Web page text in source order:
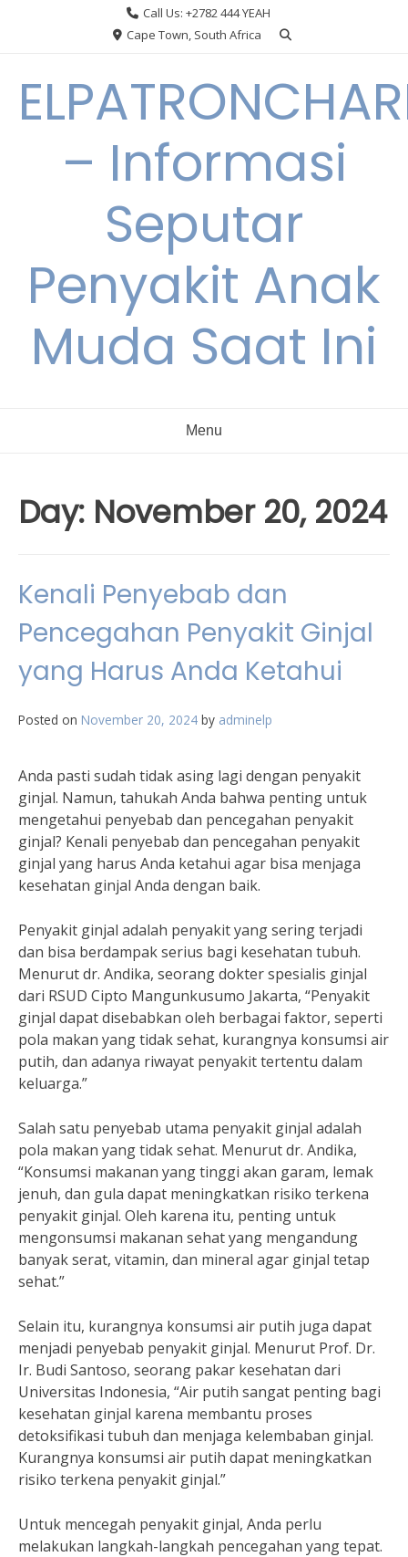
Call Us: +2782 444 YEAH
Cape Town, South Africa
– Informasi
Seputar
Penyakit Anak
Muda Saat Ini
Menu
Day: November 20, 2024
Kenali Penyebab dan
Pencegahan Penyakit Ginjal
yang Harus Anda Ketahui
Posted on November 20, 2024 by adminelp
Anda pasti sudah tidak asing lagi dengan penyakit
ginjal. Namun, tahukah Anda bahwa penting untuk
mengetahui penyebab dan pencegahan penyakit
ginjal? Kenali penyebab dan pencegahan penyakit
ginjal yang harus Anda ketahui agar bisa menjaga
kesehatan ginjal Anda dengan baik.
Penyakit ginjal adalah penyakit yang sering terjadi
dan bisa berdampak serius bagi kesehatan tubuh.
Menurut dr. Andika, seorang dokter spesialis ginjal
dari RSUD Cipto Mangunkusumo Jakarta, “Penyakit
ginjal dapat disebabkan oleh berbagai faktor, seperti
pola makan yang tidak sehat, kurangnya konsumsi air
putih, dan adanya riwayat penyakit tertentu dalam
keluarga.”
Salah satu penyebab utama penyakit ginjal adalah
pola makan yang tidak sehat. Menurut dr. Andika,
“Konsumsi makanan yang tinggi akan garam, lemak
jenuh, dan gula dapat meningkatkan risiko terkena
penyakit ginjal. Oleh karena itu, penting untuk
mengonsumsi makanan sehat yang mengandung
banyak serat, vitamin, dan mineral agar ginjal tetap
sehat.”
Selain itu, kurangnya konsumsi air putih juga dapat
menjadi penyebab penyakit ginjal. Menurut Prof. Dr.
Ir. Budi Santoso, seorang pakar kesehatan dari
Universitas Indonesia, “Air putih sangat penting bagi
kesehatan ginjal karena membantu proses
detoksifikasi tubuh dan menjaga kelembaban ginjal.
Kurangnya konsumsi air putih dapat meningkatkan
risiko terkena penyakit ginjal.”
Untuk mencegah penyakit ginjal, Anda perlu
melakukan langkah-langkah pencegahan yang tepat.